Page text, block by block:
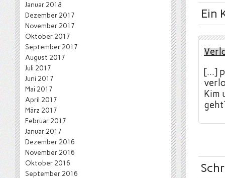
Ein
[…]
Kim
Januar 2018
Dezember 2017
November 2017
Oktober 2017
September 2017
August 2017
Juli 2017
Juni 2017
Mai 2017
April 2017
März 2017
Februar 2017
Januar 2017
Dezember 2016
November 2016
Oktober 2016
September 2016